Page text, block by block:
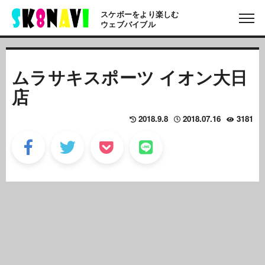
スケボーをより楽しむ
ウェブバイブル
ムラサキスポーツ イオン大日
店
3181
2018.07.16
2018.9.8